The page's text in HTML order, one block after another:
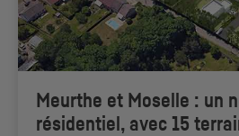
Meurthe et Moselle : un
résidentiel, avec 15